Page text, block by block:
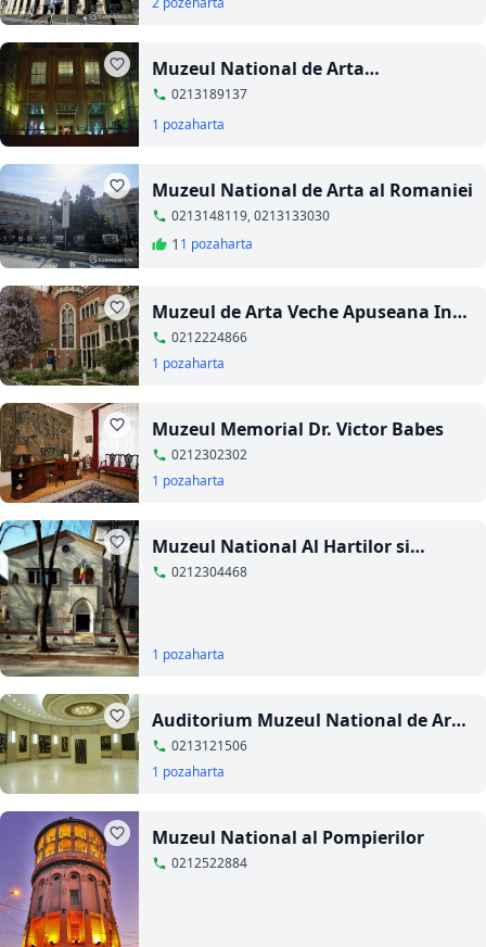
Muzeul National de Arta
Contemporana
0213189137
1 pozaharta
Muzeul National de Arta al Romaniei
0213148119, 0213133030
1 1 pozaharta
Muzeul de Arta Veche Apuseana Ing.
Dumitru Minovici
0212224866
1 pozaharta
Muzeul Memorial Dr. Victor Babes
0212302302
1 pozaharta
Muzeul National Al Hartilor si
Cartilor Vechi
0212304468
1 pozaharta
Auditorium Muzeul National de Arta
al Romaniei
0213121506
1 pozaharta
Muzeul National al Pompierilor
0212522884